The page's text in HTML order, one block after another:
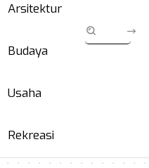
Arsitektur
Budaya
Usaha
Rekreasi